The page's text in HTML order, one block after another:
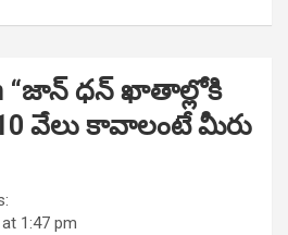
“జాన్ ధన్ ఖాతాల్లోకి
వేలు కావాలంటే మీరు
1:47 pm